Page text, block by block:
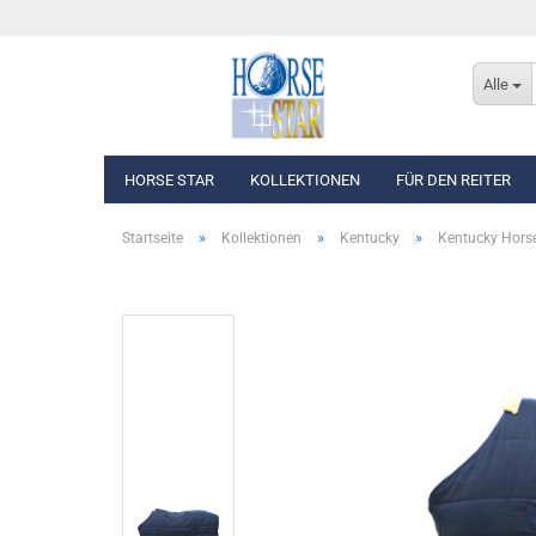
Alle
HORSE STAR KOLLEKTIONEN
Eskadron Heritage 2025/2026
Eskadron Classic - Spring/Summer 2025
Eskadron Platinum Limited Edition 2024
Eskadron Classic - Spring/Summer 2024
Eskadron Heritage 2023/2024
FÜR DEN REITER
Startseite » Kollektionen » Kentucky » Kentucky